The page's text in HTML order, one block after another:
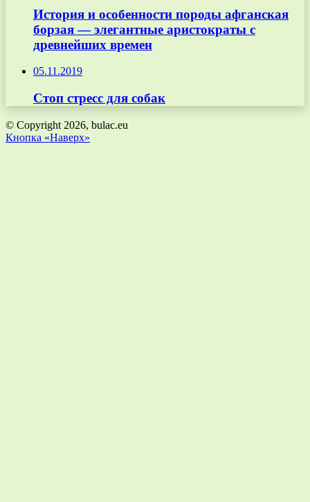
История и особенности породы афганская
борзая — элегантные аристократы с
древнейших времен
05.11.2019
Стоп стресс для собак
© Copyright 2026, bulac.eu
Кнопка «Наверх»